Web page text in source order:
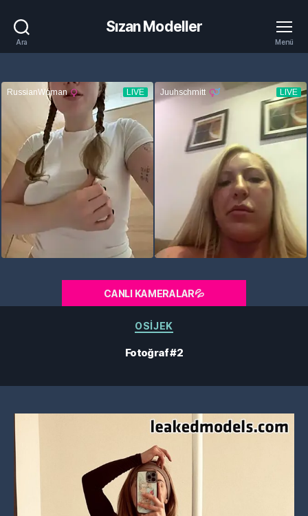
Ara
Sızan Modeller
Menü
CANLI KAMERALAR💦
Kategoriler
OSIJEK
Fotoğraf #2